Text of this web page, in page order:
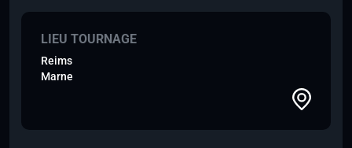
LIEU TOURNAGE
Reims
Marne